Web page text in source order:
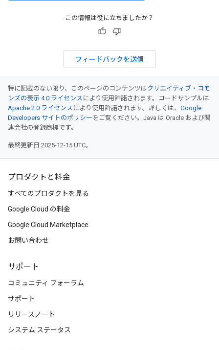
この情報は役に立ちましたか？
フィードバックを送信
特に記載のない限り、このページのコンテンツはクリエイティブ・コモ
ンズの表示 4.0 ライセンス により使用許諾されます。コードサンプルは
Apache 2.0 ライセンス により使用許諾されます。詳しくは、 Google
Developers サイトのポリシー をご覧ください。Java は Oracle および関
連会社の登録商標です。
最終更新日 2025-12-15 UTC。
プロダクトと料金
すべてのプロダクトを見る
Google Cloud の料金
Google Cloud Marketplace
お問い合わせ
サポート
コミュニティ フォーラム
サポート
リリースノート
システム ステータス